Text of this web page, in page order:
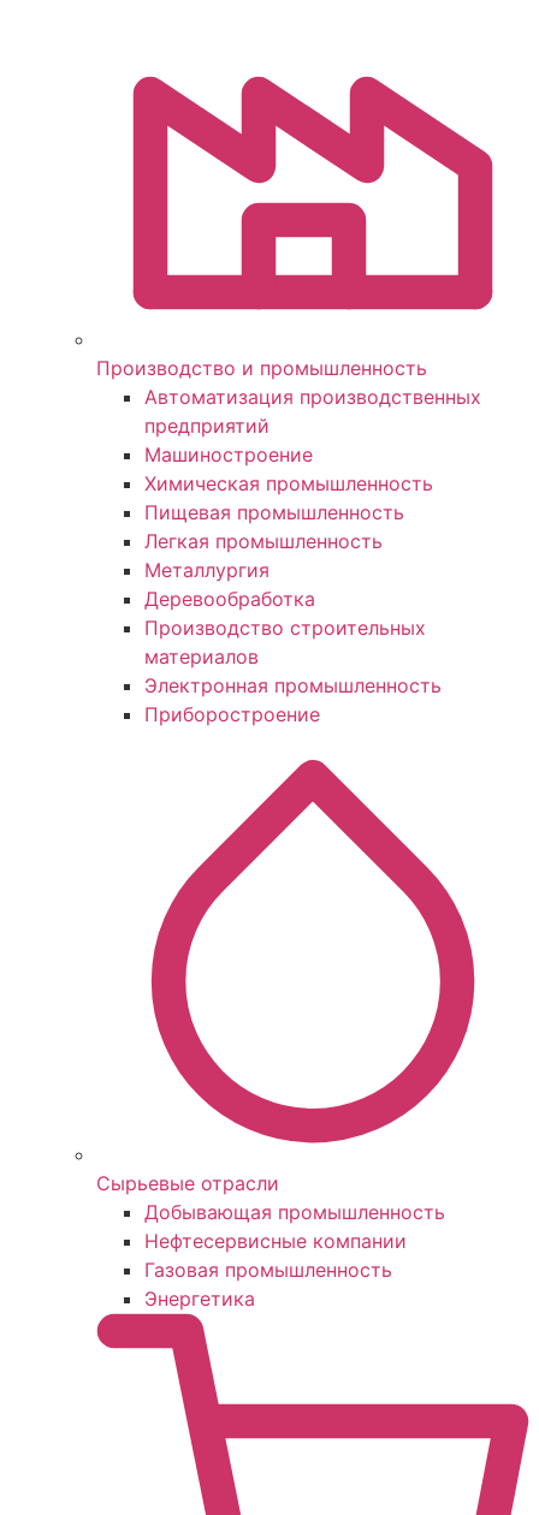
Производство и промышленность
Автоматизация производственных
предприятий
Машиностроение
Химическая промышленность
Пищевая промышленность
Легкая промышленность
Металлургия
Деревообработка
Производство строительных
материалов
Электронная промышленность
Приборостроение
Сырьевые отрасли
Добывающая промышленность
Нефтесервисные компании
Газовая промышленность
Энергетика